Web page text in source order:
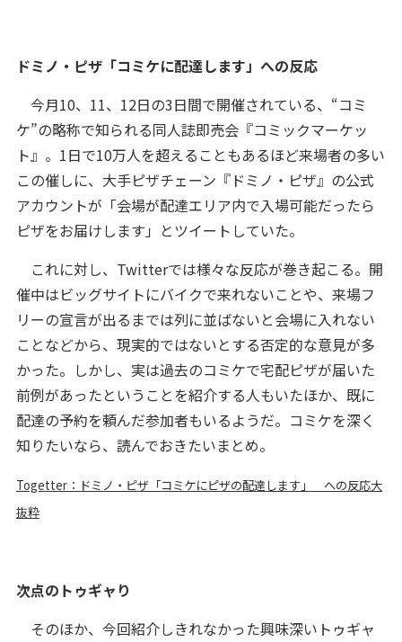
ドミノ・ピザ「コミケに配達します」への反応
今月10、11、12日の3日間で開催されている、“コミ
ケ”の略称で知られる同人誌即売会『コミックマーケッ
ト』。1日で10万人を超えることもあるほど来場者の多い
この催しに、大手ピザチェーン『ドミノ・ピザ』の公式
アカウントが「会場が配達エリア内で入場可能だったら
ピザをお届けします」とツイートしていた。
これに対し、Twitterでは様々な反応が巻き起こる。開
催中はビッグサイトにバイクで来れないことや、来場フ
リーの宣言が出るまでは列に並ばないと会場に入れない
ことなどから、現実的ではないとする否定的な意見が多
かった。しかし、実は過去のコミケで宅配ピザが届いた
前例があったということを紹介する人もいたほか、既に
配達の予約を頼んだ参加者もいるようだ。コミケを深く
知りたいなら、読んでおきたいまとめ。
Togetter：ドミノ・ピザ「コミケにピザの配達します」 への反応大
抜粋
次点のトゥギャり
そのほか、今回紹介しきれなかった興味深いトゥギャ